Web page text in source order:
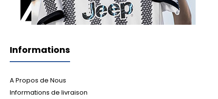
Informations
A Propos de Nous
Informations de livraison